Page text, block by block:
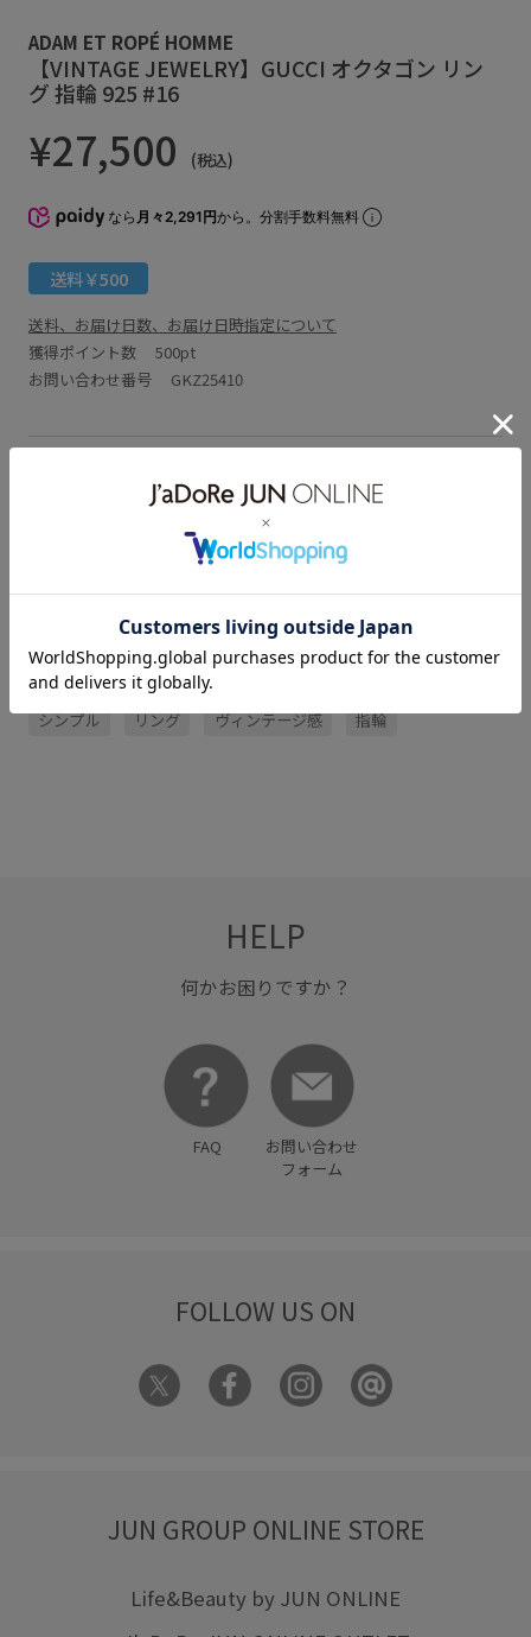
ADAM ET ROPÉ HOMME
【VINTAGE JEWELRY】GUCCI オクタゴン リン
グ 指輪 925 #16
¥27,500 (税込)
なら 月々2,291円から。分割手数料無料
送料￥500
送料、お届け日数、お届け日時指定について
獲得ポイント数 500pt
お問い合わせ番号 GKZ25410
サイズ・素材・お手入れ方法
関連タグ
シンプル リング ヴィンテージ感 指輪
HELP
何かお困りですか？
FAQ
お問い合わせ
フォーム
FOLLOW US ON
JUN GROUP ONLINE STORE
Life&Beauty by JUN ONLINE